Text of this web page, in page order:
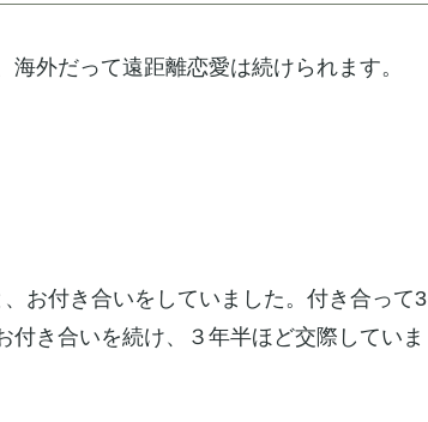
外だって遠距離恋愛は続けられます。
お付き合いをしていました。付き合って3
き合いを続け、３年半ほど交際していま